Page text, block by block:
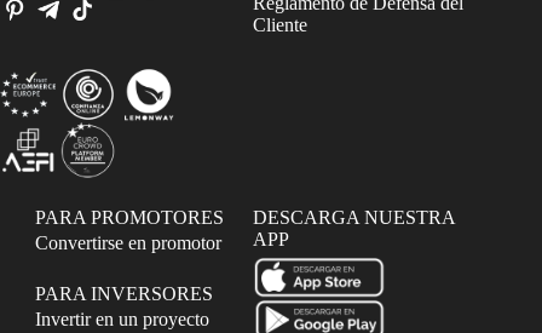
Cliente
PARA PROMOTORES
Convertirse en promotor
PARA INVERSORES
Invertir en un proyecto
DESCARGA NUESTRA
APP